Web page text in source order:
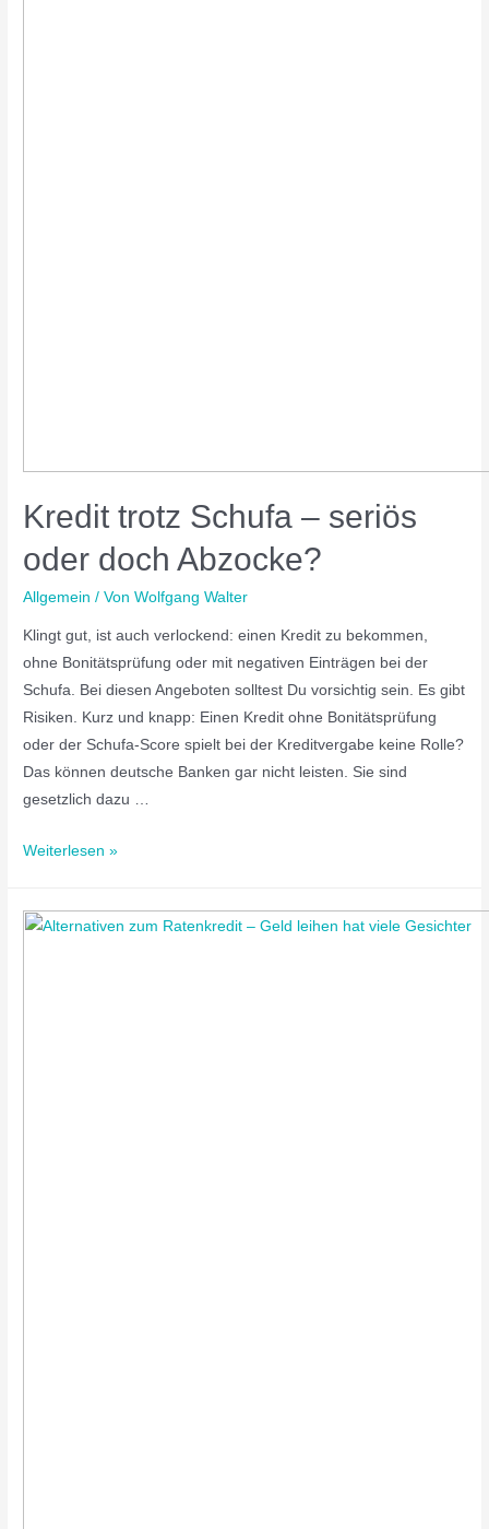
Kredit trotz Schufa – seriös
oder doch Abzocke?
Allgemein / VonWolfgang Walter
Klingt gut, ist auch verlockend: einen Kredit zu bekommen,
ohne Bonitätsprüfung oder mit negativen Einträgen bei der
Schufa. Bei diesen Angeboten solltest Du vorsichtig sein. Es gibt
Risiken. Kurz und knapp: Einen Kredit ohne Bonitätsprüfung
oder der Schufa-Score spielt bei der Kreditvergabe keine Rolle?
Das können deutsche Banken gar nicht leisten. Sie sind
gesetzlich dazu …
Weiterlesen »